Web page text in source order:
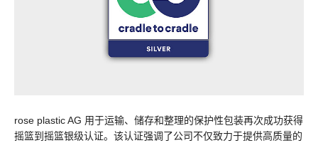
rose plastic AG 用于运输、储存和整理的保护性包装再次成功获得
摇篮到摇篮银级认证。该认证强调了公司不仅致力于提供高质量的